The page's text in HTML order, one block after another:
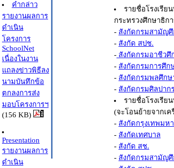
คำกล่าว
รายงานผลการ
ดำเนิน
โครงการ
SchoolNet
เนื่องในงาน
แถลงข่าวพิธีลง
นามบันทึกข้อ
ตกลงการส่ง
มอบโครงการฯ
(156 KB)
Presentation
รายงานผลการ
ดำเนิน
รายชื่อโรงเรีย
กระทรวงศึกษาธิก
- สังกัดกรมสามัญศึ
- สังกัด สปช.
- สังกัดกรมอาชีวศึ
- สังกัดกรมการศึก
- สังกัดกรมพลศึกษ
- สังกัดกรมศิลปาก
รายชื่อโรงเรีย
(จะโอนย้ายจากเค
- สังกัดกรุงเทพมห
- สังกัดเทศบาล
- สังกัด สช.
- สังกัดกรมสามัญศึ